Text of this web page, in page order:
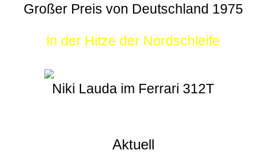
Großer Preis von Deutschland 1975
In der Hitze der Nordschleife
Niki Lauda im Ferrari 312T
Aktuell